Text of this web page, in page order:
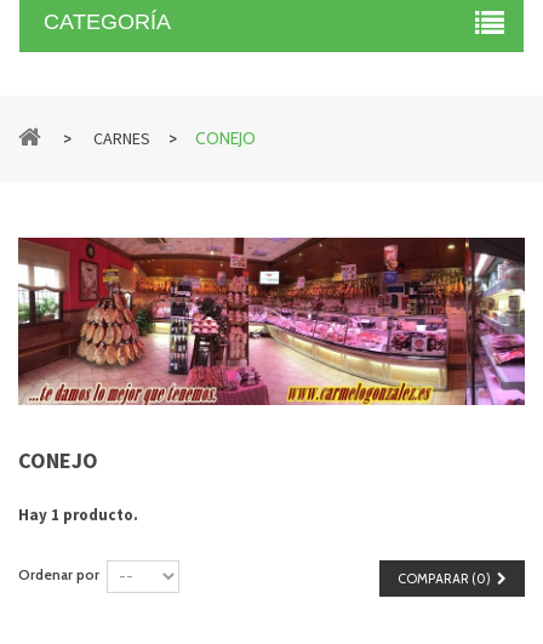
CATEGORÍA
> CARNES > CONEJO
CONEJO
Hay 1 producto.
COMPARAR (0)
Ordenar por